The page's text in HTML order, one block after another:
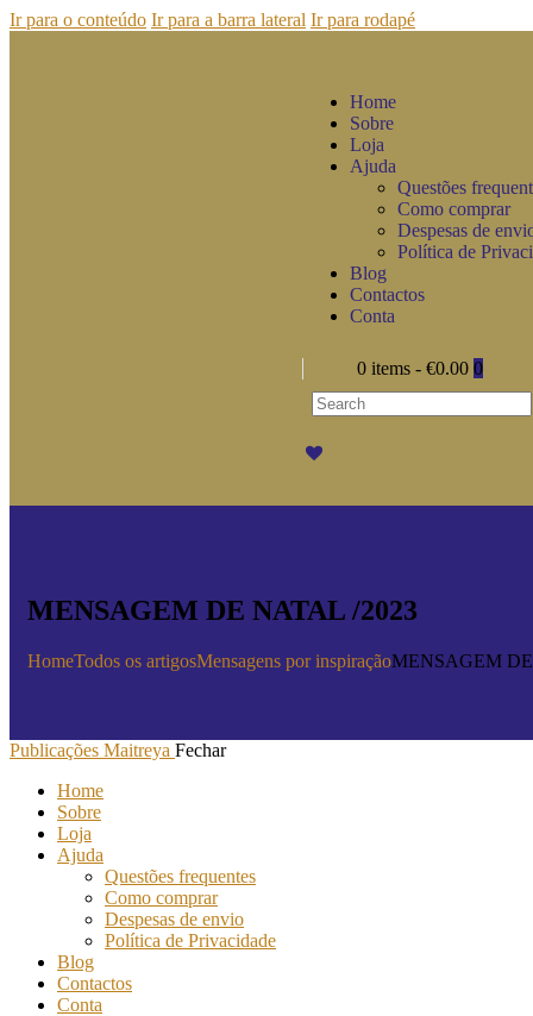
Ir para o conteúdo Ir para a barra lateral Ir para rodapé
Home
Sobre
Loja
Ajuda
Questões
Como comprar
Despesas de
Política de
Blog
Contactos
Conta
0 items - €0.00 0
MENSAGEM DE NATAL /2023
HomeTodos os artigosMensagens por inspiraçãoMENSAGEM
Publicações Maitreya Fechar
Home
Sobre
Loja
Ajuda
Questões frequentes
Como comprar
Despesas de envio
Política de Privacidade
Blog
Contactos
Conta